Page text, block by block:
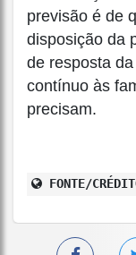
previsão é de
disposição da
de resposta
contínuo às
precisam.
FONTE/